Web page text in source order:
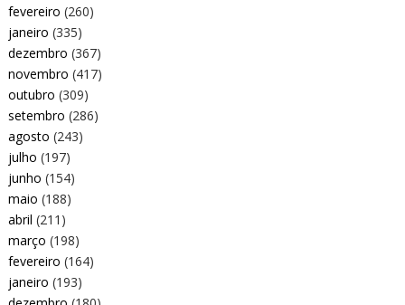
fevereiro (260)
janeiro (335)
dezembro (367)
novembro (417)
outubro (309)
setembro (286)
agosto (243)
julho (197)
junho (154)
maio (188)
abril (211)
março (198)
fevereiro (164)
janeiro (193)